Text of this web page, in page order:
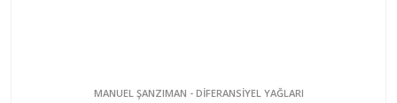
MANUEL ŞANZIMAN - DİFERANSİYEL YAĞLARI